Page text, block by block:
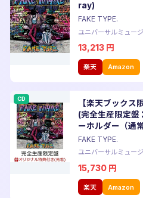
ray)
FAKE TYPE.
ユニバーサルミュー
13,213 円
楽天 Amazon
CD
【楽天ブックス
(完全生産限定
ーホルダー（通
FAKE TYPE.
ユニバーサルミュー
15,730 円
楽天 Amazon